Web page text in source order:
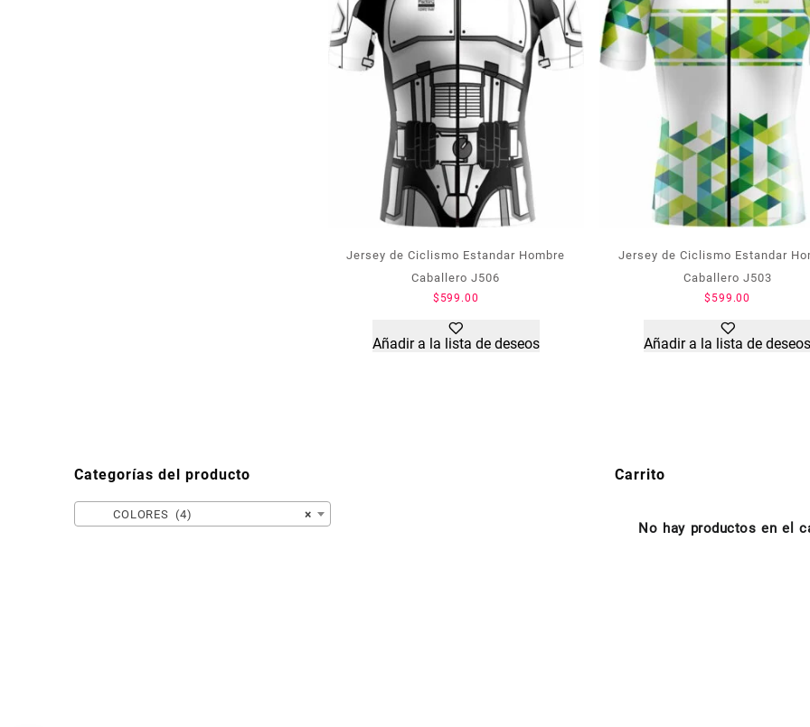
Jersey de Ciclismo Estandar Hombre
Caballero J506
$ 599.00
Añadir a la lista de deseos
Jersey de Ciclismo Estandar
Caballero J503
$ 599.00
Añadir a la lista de deseos
Categorías del producto
×
COLORES (4)
Carrito
No hay productos en el